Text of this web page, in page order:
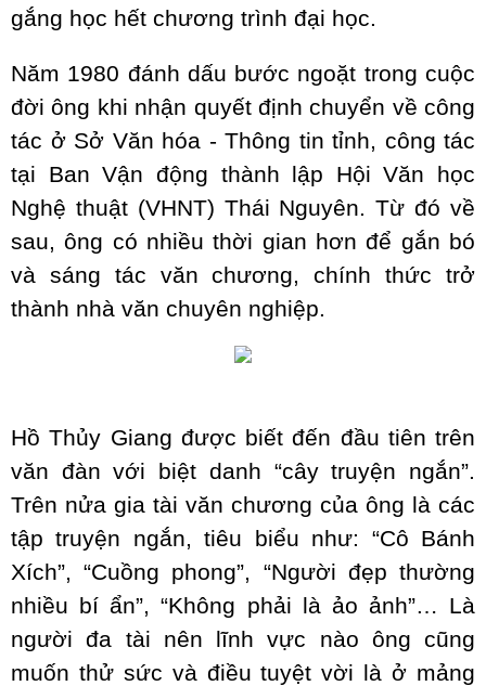
gắng học hết chương trình đại học.
Năm 1980 đánh dấu bước ngoặt trong cuộc
đời ông khi nhận quyết định chuyển về công
tác ở Sở Văn hóa - Thông tin tỉnh, công tác
tại Ban Vận động thành lập Hội Văn học
Nghệ thuật (VHNT) Thái Nguyên. Từ đó về
sau, ông có nhiều thời gian hơn để gắn bó
và sáng tác văn chương, chính thức trở
thành nhà văn chuyên nghiệp.
Hồ Thủy Giang được biết đến đầu tiên trên
văn đàn với biệt danh “cây truyện ngắn”.
Trên nửa gia tài văn chương của ông là các
tập truyện ngắn, tiêu biểu như: “Cô Bánh
Xích”, “Cuồng phong”, “Người đẹp thường
nhiều bí ẩn”, “Không phải là ảo ảnh”… Là
người đa tài nên lĩnh vực nào ông cũng
muốn thử sức và điều tuyệt vời là ở mảng